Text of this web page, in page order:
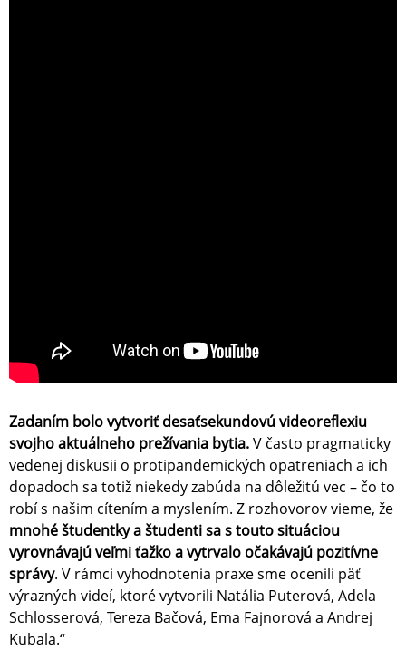
Zadaním bolo vytvoriť desaťsekundovú videoreflexiu
svojho aktuálneho prežívania bytia.V často pragmaticky
vedenej diskusii o protipandemických opatreniach a ich
dopadoch sa totiž niekedy zabúda na dôležitú vec – čo to
robí s našim cítením a myslením. Z rozhovorov vieme, že
mnohé študentky a študenti sa s touto situáciou
vyrovnávajú veľmi ťažko a vytrvalo očakávajú pozitívne
správy. V rámci vyhodnotenia praxe sme ocenili päť
výrazných videí, ktoré vytvorili Natália Puterová, Adela
Schlosserová, Tereza Bačová, Ema Fajnorová a Andrej
Kubala.“